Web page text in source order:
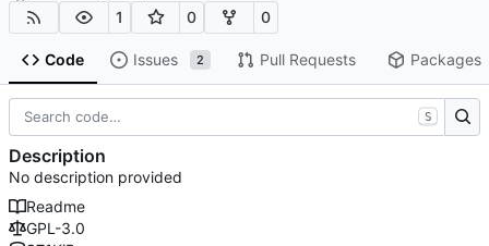
1 0 0
Code Issues 2 Pull Requests Packages
S
Description
No description provided
Readme
GPL-3.0